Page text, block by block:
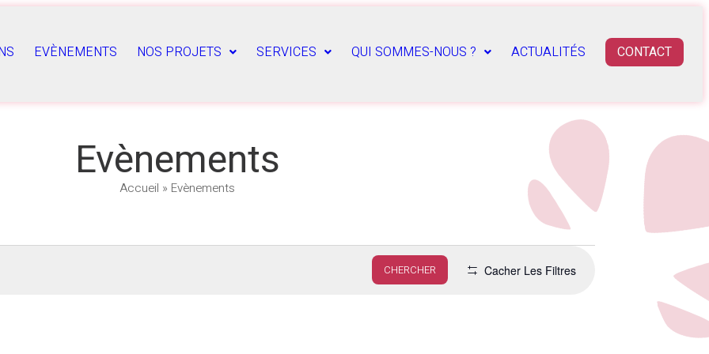
EVÈNEMENTS NOS PROJETS SERVICES QUI SOMMES-NOUS ? ACTUALITÉS CONTACT
Evènements
Accueil » Evènements
CHERCHER Cacher Les Filtres